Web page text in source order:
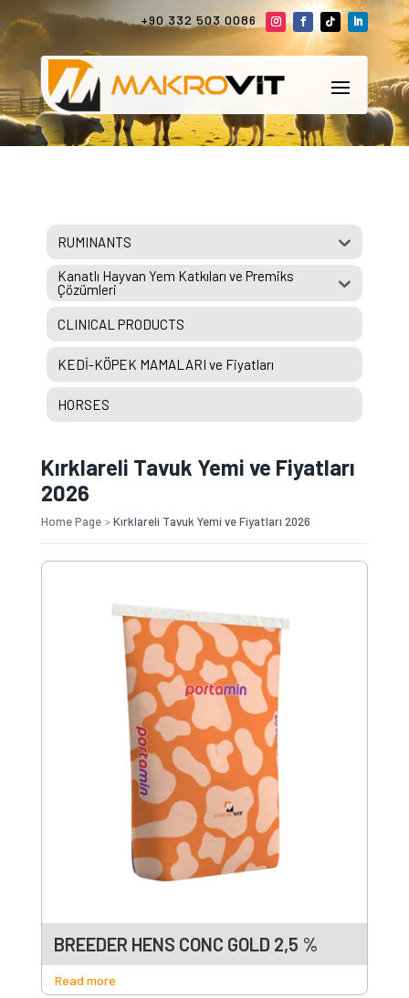
+90 332 503 0086
RUMINANTS
Kanatlı Hayvan Yem Katkıları ve Premiks
Çözümleri
CLINICAL PRODUCTS
KEDİ-KÖPEK MAMALARI ve Fiyatları
HORSES
Kırklareli Tavuk Yemi ve Fiyatları
2026
Home Page>Kırklareli Tavuk Yemi ve Fiyatları 2026
BREEDER HENS CONC GOLD 2,5 %
Read more